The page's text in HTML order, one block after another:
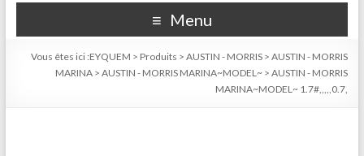
Menu
Vous êtes ici :EYQUEM > Produits >AUSTIN - MORRIS >AUSTIN - MORRIS
MARINA >AUSTIN - MORRIS MARINA~MODEL~ >AUSTIN - MORRIS
MARINA~MODEL~ 1.7#,,,,,0.7,